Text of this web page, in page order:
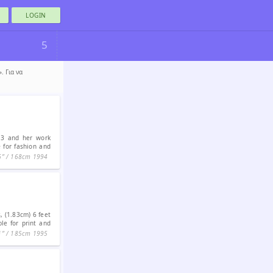
LOGIN
5
Για να
and her work
for fashion and
/ 168cm 1994
(1.83cm) 6 feet
for print and
/ 185cm 1995